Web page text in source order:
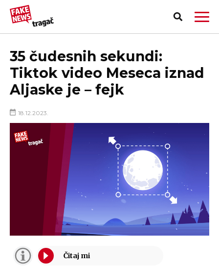
PRIJAVI LAŽNU VEST!
35 čudesnih sekundi:
Tiktok video Meseca iznad
Aljaske je – fejk
18.12.2023.